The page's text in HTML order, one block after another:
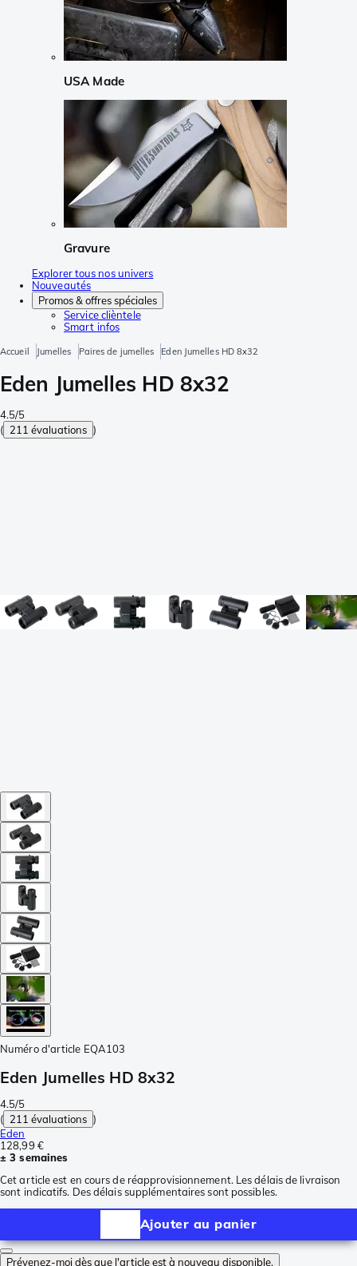
USA Made
Gravure
Explorer tous nos univers
Nouveautés
Promos & offres spéciales
Service clièntele
Smart infos
Accueil Jumelles Paires de jumelles Eden Jumelles HD 8x32
Eden Jumelles HD 8x32
4.5/5
( 211 évaluations )
Numéro d'article EQA103
Eden Jumelles HD 8x32
4.5/5
( 211 évaluations )
Eden
128,99 €
± 3 semaines
Cet article est en cours de réapprovisionnement. Les délais de livraison
sont indicatifs. Des délais supplémentaires sont possibles.
Ajouter au panier
Prévenez-moi dès que l'article est à nouveau disponible.